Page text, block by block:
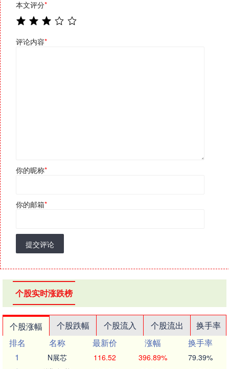
本文评分*
评论内容*
你的昵称*
你的邮箱*
提交评论
个股实时涨跌榜
个股涨幅 个股跌幅 个股流入 个股流出
换手率
排名
名称 最新价 涨幅
换手率
1
N展芯 116.52 396.89% 79.39%